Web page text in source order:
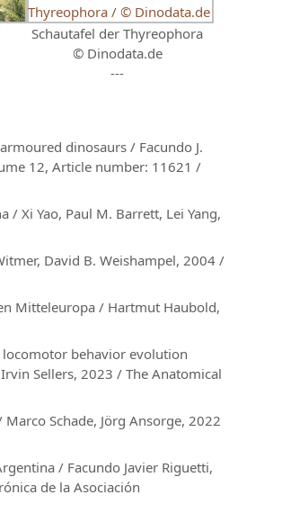
Schautafel der Thyreophora
© Dinodata.de
---
dinosaurs / Facundo J.
12, Article number: 11621 /
Xi Yao, Paul M. Barrett, Lei Yang,
David B. Weishampel, 2004 /
Mitteleuropa / Hartmut Haubold,
behavior evolution
Sellers, 2023 / The Anatomical
Schade, Jörg Ansorge, 2022
/ Facundo Javier Riguetti,
de la Asociación